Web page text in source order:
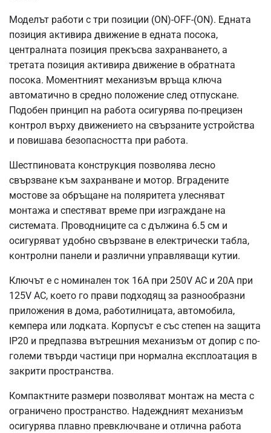
Моделът работи с три позиции (ON)-OFF-(ON). Едната
позиция активира движение в едната посока,
централната позиция прекъсва захранването, а
третата позиция активира движение в обратната
посока. Моментният механизъм връща ключа
автоматично в средно положение след отпускане.
Подобен принцип на работа осигурява по-прецизен
контрол върху движението на свързаните устройства
и повишава безопасността при работа.
Шестпиновата конструкция позволява лесно
свързване към захранване и мотор. Вградените
мостове за обръщане на поляритета улесняват
монтажа и спестяват време при изграждане на
системата. Проводниците са с дължина 6.5 см и
осигуряват удобно свързване в електрически табла,
контролни панели и различни управляващи кутии.
Ключът е с номинален ток 16A при 250V AC и 20A при
125V AC, което го прави подходящ за разнообразни
приложения в дома, работилницата, автомобила,
кемпера или лодката. Корпусът е със степен на защита
IP20 и предпазва вътрешния механизъм от допир с по-
големи твърди частици при нормална експлоатация в
закрити пространства.
Компактните размери позволяват монтаж на места с
ограничено пространство. Надеждният механизъм
осигурява плавно превключване и отлична работа